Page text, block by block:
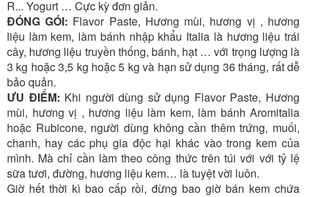
R... Yogurt … Cực kỳ đơn giản.
ĐÓNG GÓI: Flavor Paste, Hương mùi, hương vị , hương
liệu làm kem, làm bánh nhập khẩu Italia là hương liệu trái
cây, hương liệu truyền thống, bánh, hạt … với trọng lượng là
3 kg hoặc 3,5 kg hoặc 5 kg và hạn sử dụng 36 tháng, rất dễ
bảo quản.
ƯU ĐIỂM: Khi người dùng sử dụng Flavor Paste, Hương
mùi, hương vị , hương liệu làm kem, làm bánh Aromitalia
hoặc Rubicone, người dùng không cần thêm trứng, muối,
chanh, hay các phụ gia độc hại khác vào trong kem của
mình. Mà chỉ cần làm theo công thức trên túi với với tỷ lệ
sữa tươi, đường, hương liệu kem… là tuyệt vời luôn.
Giờ hết thời kì bao cấp rồi, đừng bao giờ bán kem chứa